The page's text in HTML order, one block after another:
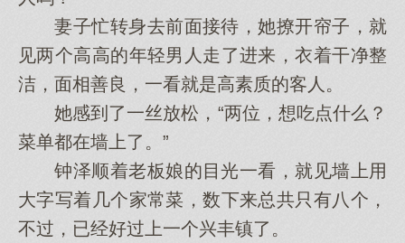
妻子忙转身去前面接待，她撩开帘子，就
见两个高高的年轻男人走了进来，衣着干净整
洁，面相善良，一看就是高素质的客人。
她感到了一丝放松，“两位，想吃点什么？
菜单都在墙上了。”
钟泽顺着老板娘的目光一看，就见墙上用
大字写着几个家常菜，数下来总共只有八个，
不过，已经好过上一个兴丰镇了。